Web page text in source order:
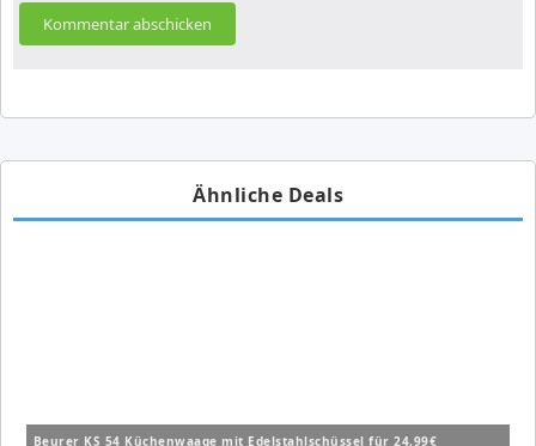
Ähnliche Deals
Beurer KS 54 Küchenwaage mit Edelstahlschüssel für 24,99€